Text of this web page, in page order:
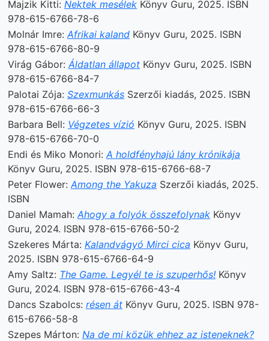
Majzik Kitti: Nektek mesélek Könyv Guru, 2025. ISBN
978-615-6766-78-6
Molnár Imre:Afrikai kaland Könyv Guru, 2025. ISBN
978-615-6766-80-9
Virág Gábor:Áldatlan állapot Könyv Guru, 2025. ISBN
978-615-6766-84-7
Palotai Zója: Szexmunkás Szerzői kiadás, 2025. ISBN
978-615-6766-66-3
Barbara Bell: Végzetes vízió Könyv Guru, 2025. ISBN
978-615-6766-70-0
Endi és Miko Monori:A holdfényhajú lány krónikája
Könyv Guru, 2025. ISBN 978-615-6766-68-7
Peter Flower:Among the Yakuza Szerzői kiadás, 2025.
ISBN
Daniel Mamah:Ahogy a folyók összefolynak Könyv
Guru, 2024. ISBN 978-615-6766-50-2
Szekeres Márta: Kalandvágyó Mirci cica Könyv Guru,
2025. ISBN 978-615-6766-64-9
Amy Saltz: The Game. Legyél te is szuperhős! Könyv
Guru, 2024. ISBN 978-615-6766-43-4
Dancs Szabolcs: résen át Könyv Guru, 2025. ISBN 978-
615-6766-58-8
Szepes Márton: Na de mi közük ehhez az isteneknek?